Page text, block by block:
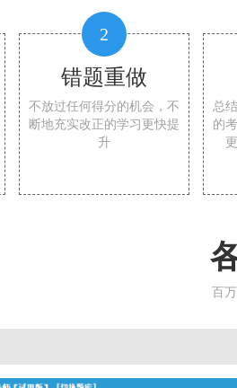
2
错题重做
不放过任何得分的机会，不
断地充实改正的学习更快提
升
总
的
百